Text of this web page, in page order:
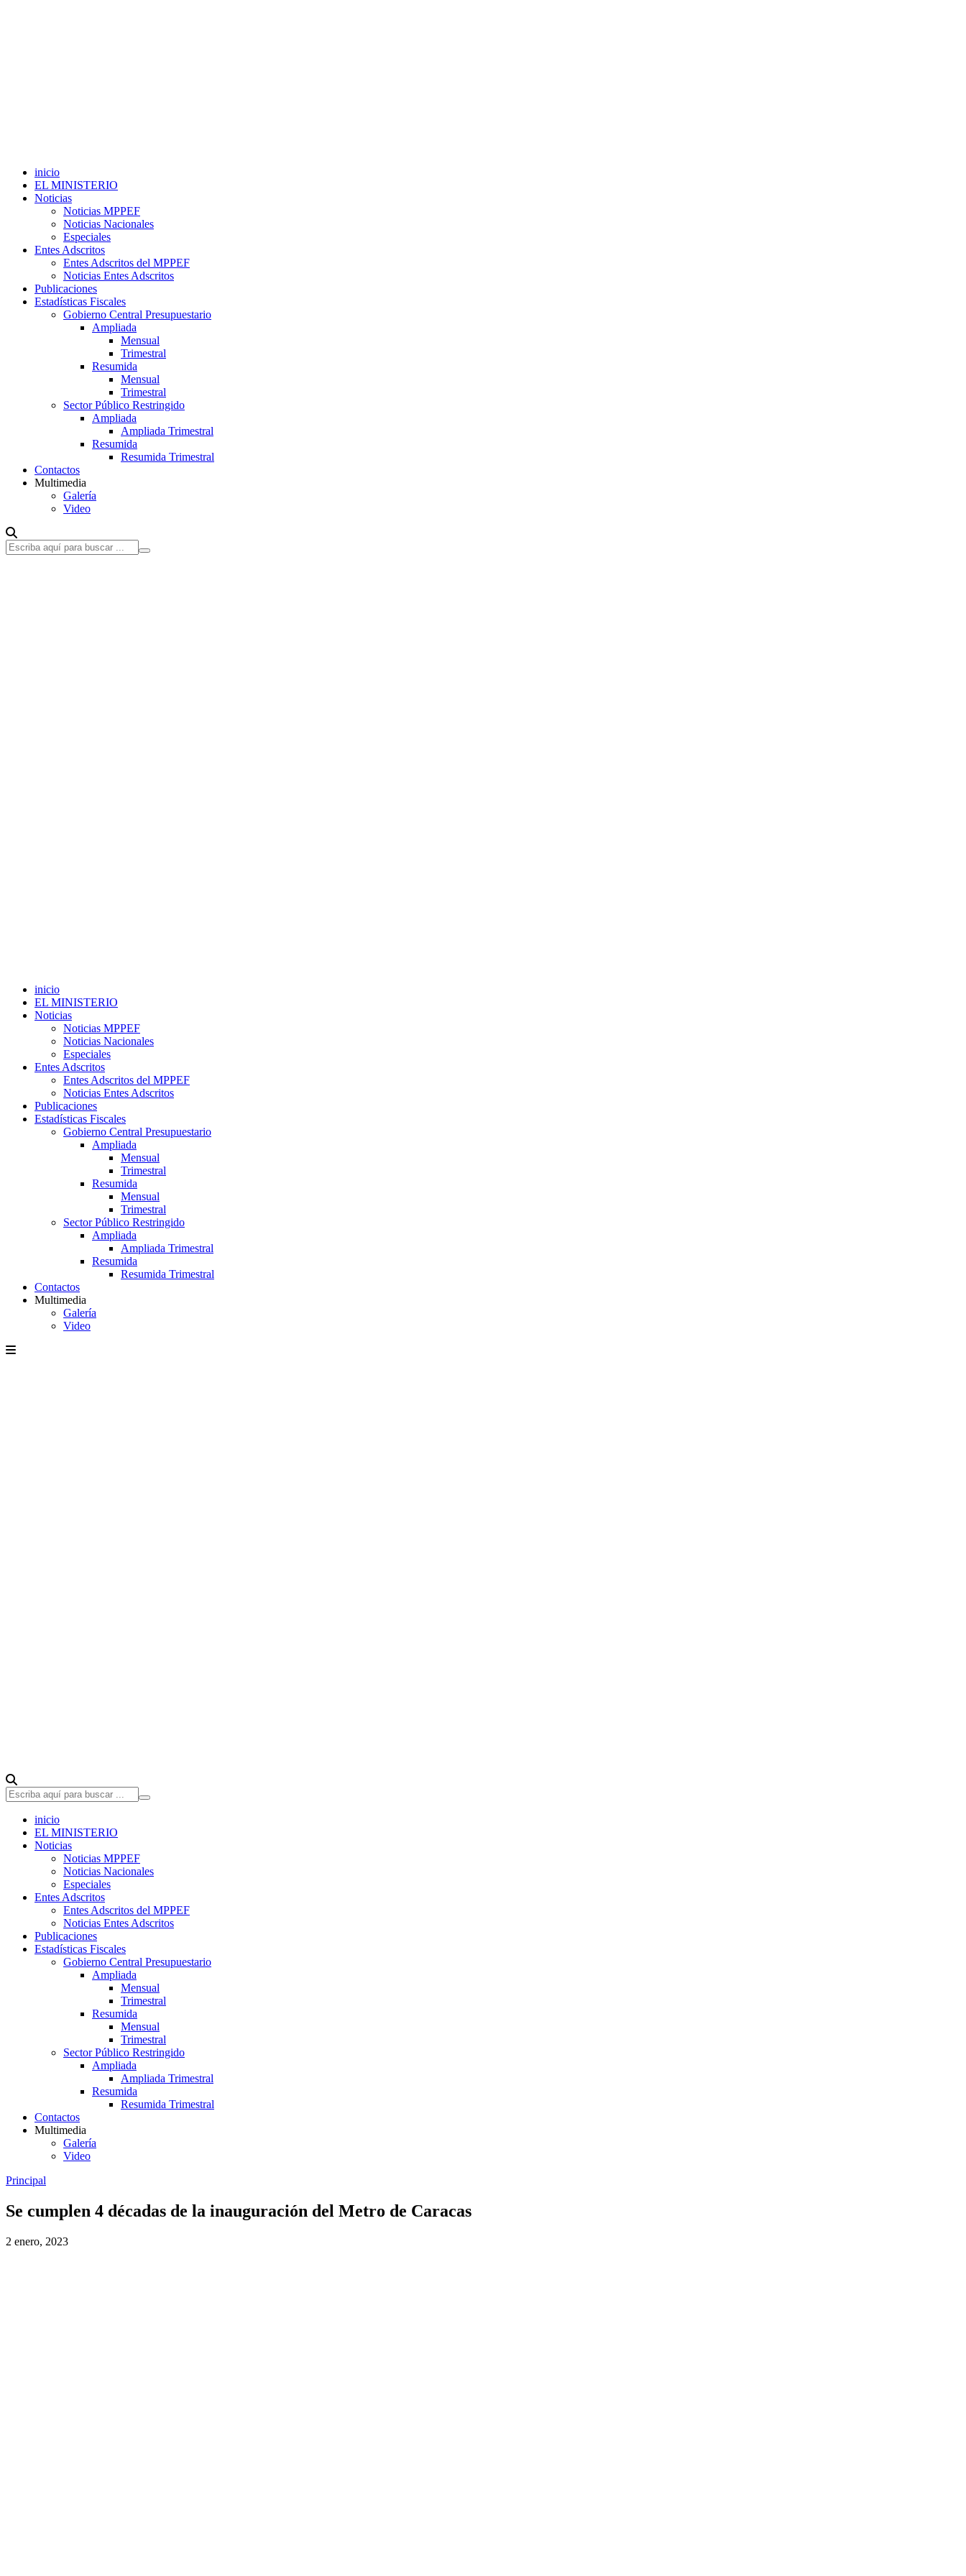
inicio
EL MINISTERIO
Noticias
Noticias MPPEF
Noticias Nacionales
Especiales
Entes Adscritos
Entes Adscritos del MPPEF
Noticias Entes Adscritos
Publicaciones
Estadísticas Fiscales
Gobierno Central Presupuestario
Ampliada
Mensual
Trimestral
Resumida
Mensual
Trimestral
Sector Público Restringido
Ampliada
Ampliada Trimestral
Resumida
Resumida Trimestral
Contactos
Multimedia
Galería
Video
inicio
EL MINISTERIO
Noticias
Noticias MPPEF
Noticias Nacionales
Especiales
Entes Adscritos
Entes Adscritos del MPPEF
Noticias Entes Adscritos
Publicaciones
Estadísticas Fiscales
Gobierno Central Presupuestario
Ampliada
Mensual
Trimestral
Resumida
Mensual
Trimestral
Sector Público Restringido
Ampliada
Ampliada Trimestral
Resumida
Resumida Trimestral
Contactos
Multimedia
Galería
Video
inicio
EL MINISTERIO
Noticias
Noticias MPPEF
Noticias Nacionales
Especiales
Entes Adscritos
Entes Adscritos del MPPEF
Noticias Entes Adscritos
Publicaciones
Estadísticas Fiscales
Gobierno Central Presupuestario
Ampliada
Mensual
Trimestral
Resumida
Mensual
Trimestral
Sector Público Restringido
Ampliada
Ampliada Trimestral
Resumida
Resumida Trimestral
Contactos
Multimedia
Galería
Video
Principal
Se cumplen 4 décadas de la inauguración del Metro de Caracas
2 enero, 2023